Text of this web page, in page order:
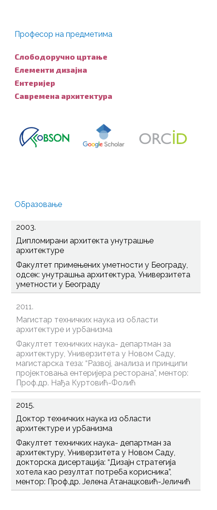
Професор на предметима
Слободоручно цртање
Елементи дизајна
Ентеријер
Савремена архитектура
Образовање
2003.
Дипломирани архитекта унутрашње
архитектуре
Факултет примењених уметности у Београду,
одсек: унутрашња архитектура, Универзитета
уметности у Београду
2011.
Магистар техничких наука из области
архитектуре и урбанизма
Факултет техничких наука- департман за
архитектуру, Универзитета у Новом Саду,
магистарска теза: “Развој, анализа и принципи
пројектовања ентеријера ресторана”, ментор:
Проф.др. Нађа Куртовић-Фолић
2015.
Доктор техничких наука из области
архитектуре и урбанизма
Факултет техничких наука- департман за
архитектуру, Универзитета у Новом Саду,
докторска дисертација: “Дизајн стратегија
хотела као резултат потреба корисника”,
ментор: Проф.др. Јелена Атанацковић-Јеличић